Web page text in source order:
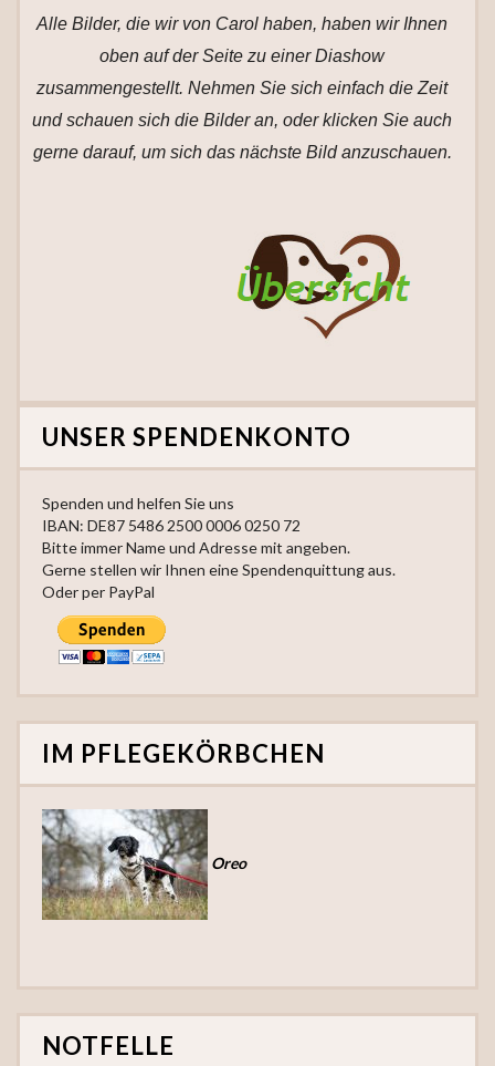
Alle Bilder, die wir von Carol haben, haben wir Ihnen
oben auf der Seite zu einer Diashow
zusammengestellt. Nehmen Sie sich einfach die Zeit
und schauen sich die Bilder an, oder klicken Sie auch
gerne darauf, um sich das nächste Bild anzuschauen.
UNSER SPENDENKONTO
Spenden und helfen Sie uns
IBAN: DE87 5486 2500 0006 0250 72
Bitte immer Name und Adresse mit angeben.
Gerne stellen wir Ihnen eine Spendenquittung aus.
Oder per PayPal
IM PFLEGEKÖRBCHEN
Oreo
NOTFELLE